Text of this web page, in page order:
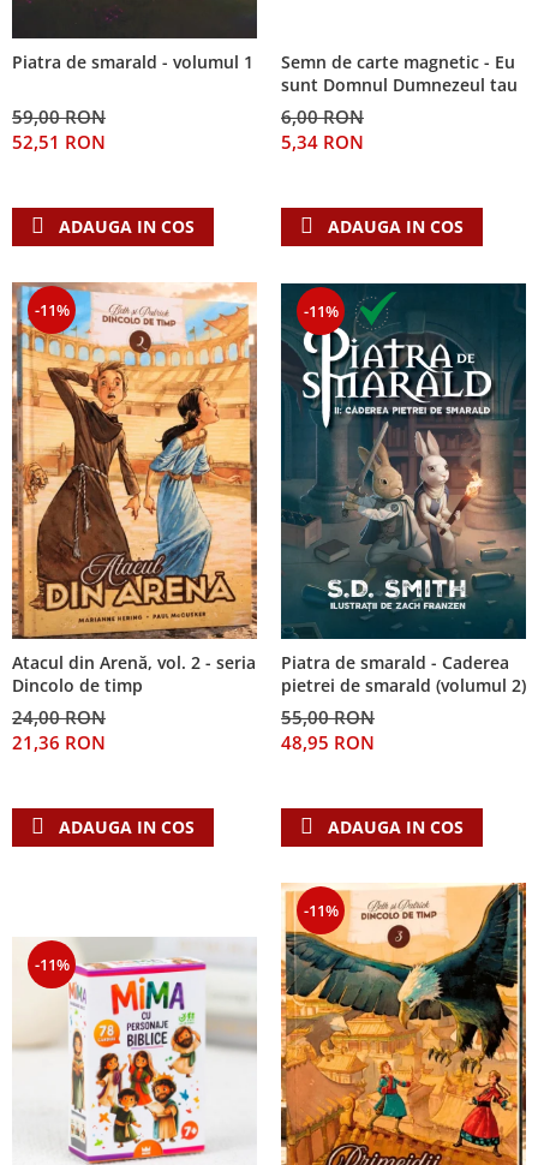
Piatra de smarald - volumul 1
59,00 RON
52,51 RON
ADAUGA IN COS
Semn de carte magnetic - Eu
sunt Domnul Dumnezeul tau
6,00 RON
5,34 RON
ADAUGA IN COS
-11%
Atacul din Arenă, vol. 2 - seria
Dincolo de timp
24,00 RON
21,36 RON
ADAUGA IN COS
-11%
Piatra de smarald - Caderea
pietrei de smarald (volumul 2)
55,00 RON
48,95 RON
ADAUGA IN COS
-11%
-11%